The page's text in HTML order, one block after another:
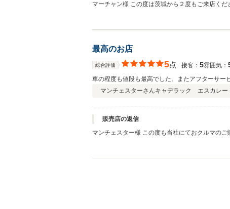
マーチャン様 この度は茨城から２度もご来店く
最高のお店
総合評価 5点 接客： 5雰囲気：
車の程度も値段も最高でした。またアフターサー
マンチェスターさんキャデラック エスカレー
販売店の返信
マンチェスター様 この度も当社にておクルマの